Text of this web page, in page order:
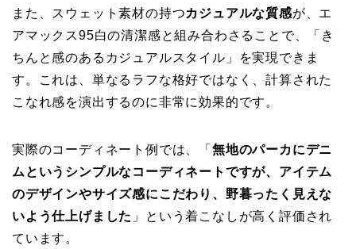
また、スウェット素材の持つカジュアルな質感が、エ
アマックス95白の清潔感と組み合わさることで、「き
ちんと感のあるカジュアルスタイル」を実現できま
す。これは、単なるラフな格好ではなく、計算された
こなれ感を演出するのに非常に効果的です。
実際のコーディネート例では、「 無地のパーカにデニ
ムというシンプルなコーディネートですが、アイテム
のデザインやサイズ感にこだわり、野暮ったく見えな
いよう仕上げました 」という着こなしが高く評価され
ています。